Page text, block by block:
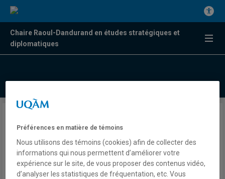
Chaire Raoul-Dandurand en études stratégiques et
diplomatiques
Dans une Europe au ralenti, la
Pologne se démarque et
aspire à devenir un acteur clé
Préférences en matière de témoins
Nous utilisons des témoins (cookies) afin de collecter des
informations qui nous permettent d’améliorer votre
expérience sur le site, de vous proposer des contenus vidéo,
d’analyser les statistiques de fréquentation, etc. Vous